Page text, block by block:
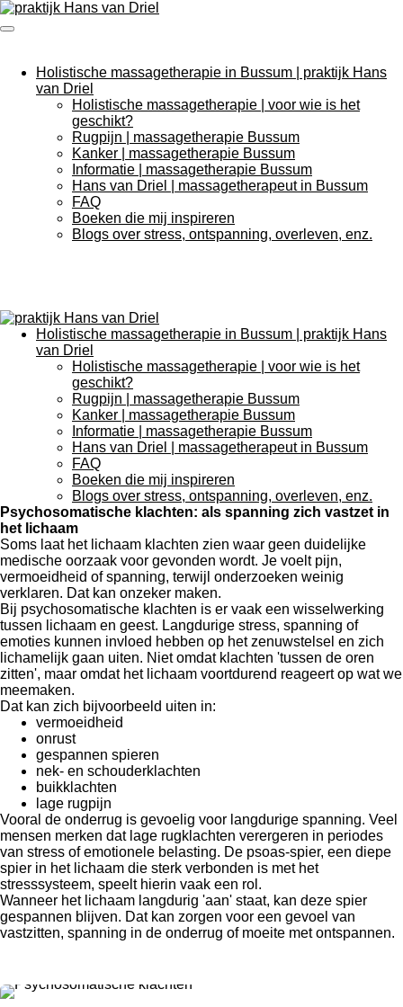
Ga
direct
hoofdinhoud
Holistische massagetherapie in Bussum | praktijk Hans
van Driel
Holistische massagetherapie | voor wie is het
geschikt?
Rugpijn | massagetherapie Bussum
Kanker | massagetherapie Bussum
Informatie | massagetherapie Bussum
Hans van Driel | massagetherapeut in Bussum
FAQ
Boeken die mij inspireren
Blogs over stress, ontspanning, overleven, enz.
Holistische massagetherapie in Bussum | praktijk Hans
van Driel
Holistische massagetherapie | voor wie is het
geschikt?
Rugpijn | massagetherapie Bussum
Kanker | massagetherapie Bussum
Informatie | massagetherapie Bussum
Hans van Driel | massagetherapeut in Bussum
FAQ
Boeken die mij inspireren
Blogs over stress, ontspanning, overleven, enz.
Psychosomatische klachten: als spanning zich vastzet in
het lichaam
Soms laat het lichaam klachten zien waar geen duidelijke
medische oorzaak voor gevonden wordt. Je voelt pijn,
vermoeidheid of spanning, terwijl onderzoeken weinig
verklaren. Dat kan onzeker maken.
Bij psychosomatische klachten is er vaak een wisselwerking
tussen lichaam en geest. Langdurige stress, spanning of
emoties kunnen invloed hebben op het zenuwstelsel en zich
lichamelijk gaan uiten. Niet omdat klachten 'tussen de oren
zitten', maar omdat het lichaam voortdurend reageert op wat we
meemaken.
Dat kan zich bijvoorbeeld uiten in:
vermoeidheid
onrust
gespannen spieren
nek- en schouderklachten
buikklachten
lage rugpijn
Vooral de onderrug is gevoelig voor langdurige spanning. Veel
mensen merken dat lage rugklachten verergeren in periodes
van stress of emotionele belasting. De psoas-spier, een diepe
spier in het lichaam die sterk verbonden is met het
stresssysteem, speelt hierin vaak een rol.
Wanneer het lichaam langdurig 'aan' staat, kan deze spier
gespannen blijven. Dat kan zorgen voor een gevoel van
vastzitten, spanning in de onderrug of moeite met ontspannen.